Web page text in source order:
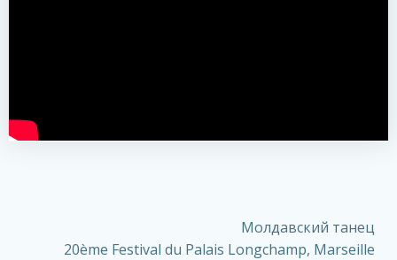
Молдавский танец
20ème Festival du Palais Longchamp, Marseille